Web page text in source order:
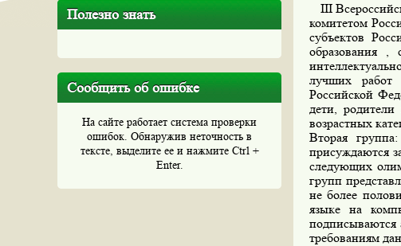
Полезно знать
Сообщить об ошибке
На сайте работает система проверки
ошибок. Обнаружив неточность в
тексте, выделите ее и нажмите Ctrl +
Enter.
III
комитетом
субъектов
образования ,
лучших работ
Российской
дети,
возрастных
Вторая
присуждаются
следующих
групп
не более
языке на
подписываются
требованиям